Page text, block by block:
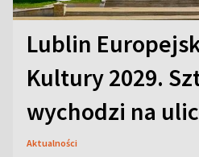
Lublin
Kultury 2029.
wychodzi na
Aktualności